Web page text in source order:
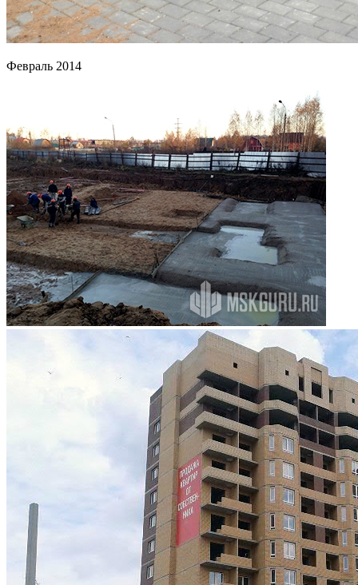
Февраль 2014